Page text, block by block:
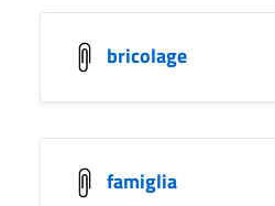
bricolage
famiglia